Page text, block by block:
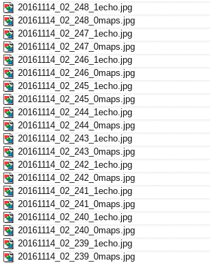
20161114_02_248_1echo.jpg
20161114_02_248_0maps.jpg
20161114_02_247_1echo.jpg
20161114_02_247_0maps.jpg
20161114_02_246_1echo.jpg
20161114_02_246_0maps.jpg
20161114_02_245_1echo.jpg
20161114_02_245_0maps.jpg
20161114_02_244_1echo.jpg
20161114_02_244_0maps.jpg
20161114_02_243_1echo.jpg
20161114_02_243_0maps.jpg
20161114_02_242_1echo.jpg
20161114_02_242_0maps.jpg
20161114_02_241_1echo.jpg
20161114_02_241_0maps.jpg
20161114_02_240_1echo.jpg
20161114_02_240_0maps.jpg
20161114_02_239_1echo.jpg
20161114_02_239_0maps.jpg